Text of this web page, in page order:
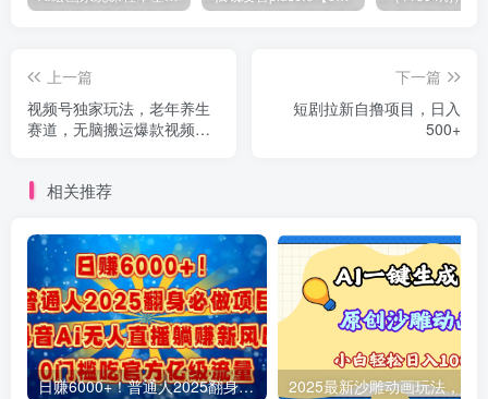
上一篇
视频号独家玩法，老年养生
赛道，无脑搬运爆款视频，
下一篇
短剧拉新自撸项目，日入
500+
相关推荐
日赚6000+！普通人2025翻身必做项目，抖音Ai无人直播躺赚新风口，0门槛吃官方亿级流量